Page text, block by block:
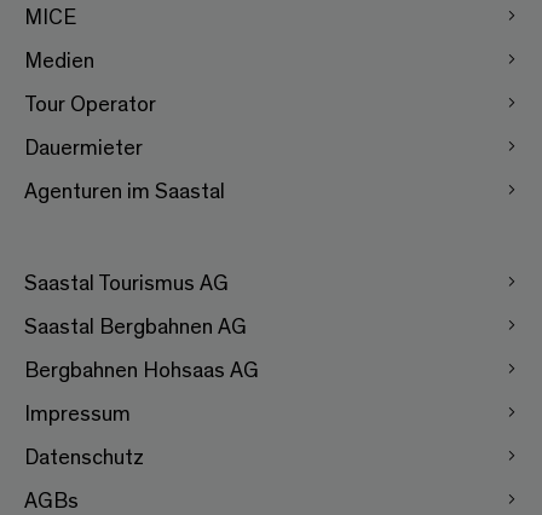
MICE
Medien
Tour Operator
Dauermieter
Agenturen im Saastal
Saastal Tourismus AG
Saastal Bergbahnen AG
Bergbahnen Hohsaas AG
Impressum
Datenschutz
AGBs